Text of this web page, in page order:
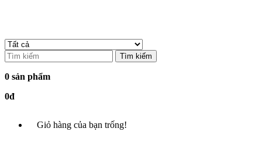
Tìm kiếm
0 sản phẩm
0đ
Giỏ hàng của bạn trống!